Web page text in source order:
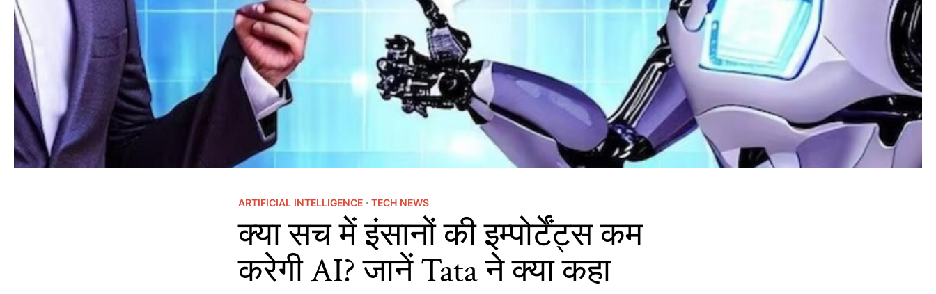
ARTIFICIAL INTELLIGENCE · TECH NEWS
क्या सच में इंसानों की इम्पोर्टेंट्स कम
करेगी AI? जानें Tata ने क्या कहा